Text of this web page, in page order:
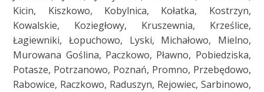
Kicin, Kiszkowo, Kobylnica, Kołatka, Kostrzyn,
Kowalskie, Koziegłowy, Kruszewnia, Krześlice,
Łagiewniki, Łopuchowo, Lyski, Michałowo, Mielno,
Murowana Goślina, Paczkowo, Pławno, Pobiedziska,
Potasze, Potrzanowo, Poznań, Promno, Przebędowo,
Rabowice, Raczkowo, Raduszyn, Rejowiec, Sarbinowo,